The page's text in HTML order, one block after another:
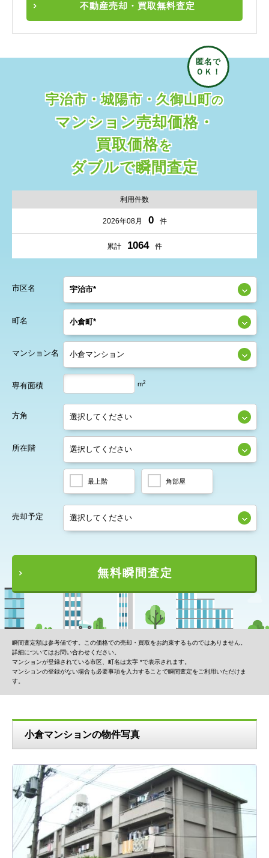
不動産売却・買取無料査定
宇治市・城陽市・久御山町の
マンション売却価格・
買取価格を
ダブルで瞬間査定
利用件数
2026年08月 0 件
累計 1064 件
市区名
町名
マンション名
専有面積 m2
方角
所在階
最上階 角部屋
売却予定
無料瞬間査定
瞬間査定額は参考値です。この価格での売却・買取をお約束するものではありません。
詳細についてはお問い合わせください。
マンションが登録されている市区、町名は太字 *で表示されます。
マンションの登録がない場合も必要事項を入力することで瞬間査定をご利用いただけま
す。
小倉マンションの物件写真